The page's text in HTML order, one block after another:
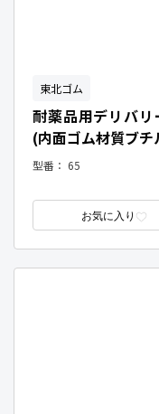
東北ゴム
耐薬品用デリバ
(内面ゴム材質ブ
型番： 65
お気に入り